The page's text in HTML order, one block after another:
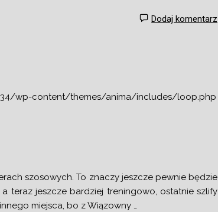
Dodaj komentarz
wp-content/themes/anima/includes/loop.php
szosowych. To znaczy jeszcze pewnie będzie
teraz jeszcze bardziej treningowo, ostatnie szlify
miejsca, bo z Wiązowny …